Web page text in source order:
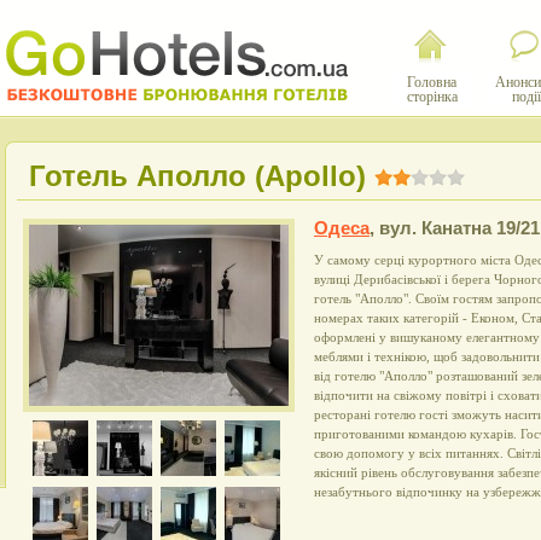
Головна
сторінка
події
Готель Аполло (Apollo)
Одеса, вул. Канатна 19/21
У самому серці курортного міста
вулиці Дерибасівської і берега
готель "Аполло". Своїм гостям
номерах таких категорій - Економ,
оформлені у вишуканому елегантному
меблями і технікою, щоб
від готелю "Аполло" розташований
відпочити на свіжому повітрі і
ресторані готелю гості зможуть
приготованими командою кухарів.
свою допомогу у всіх питаннях.
якісний рівень обслуговування
незабутнього відпочинку на